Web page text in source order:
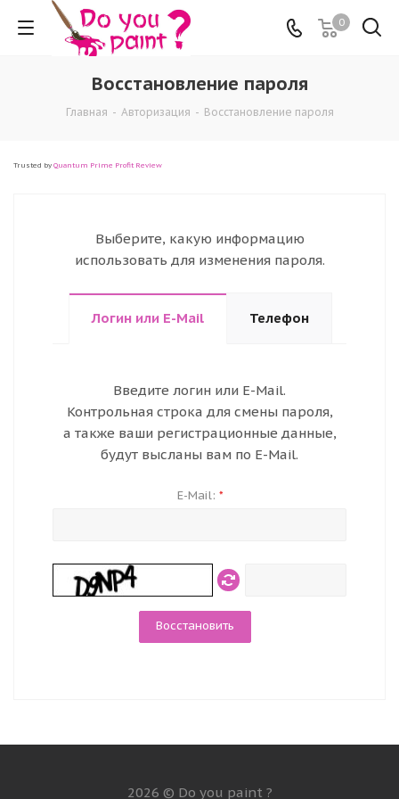
0
Восстановление пароля
Главная - Авторизация - Восстановление пароля
Trusted by Quantum Prime Profit Review
Выберите, какую информацию
использовать для изменения пароля.
Логин или E-Mail Телефон
Введите логин или E-Mail.
Контрольная строка для смены пароля,
а также ваши регистрационные данные,
будут высланы вам по E-Mail.
E-Mail: *
2026 © Do you paint ?